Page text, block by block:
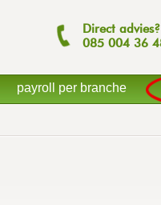
Direct advies?
085 004 36
payroll per branche